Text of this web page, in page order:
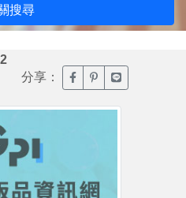
搜尋
分享： 臉書分享(另開新視窗)
噗浪分享(另開新
Line分享(另